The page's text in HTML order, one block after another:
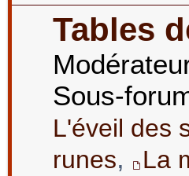
Tables
Sous-
L'éveil des
runes,
La